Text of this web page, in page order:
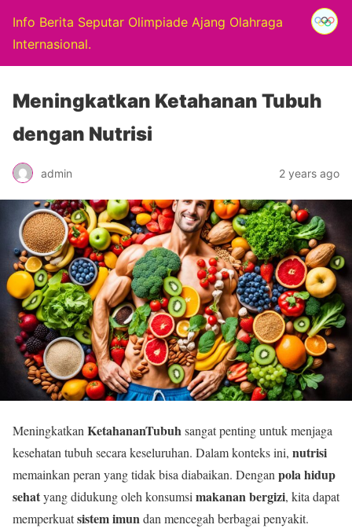
Info Berita Seputar Olimpiade Ajang Olahraga
Internasional.
Meningkatkan Ketahanan Tubuh
dengan Nutrisi
admin 2 years ago
Meningkatkan KetahananTubuhsangat penting untuk menjaga
kesehatan tubuh secara keseluruhan. Dalam konteks ini, nutrisi
memainkan peran yang tidak bisa diabaikan. Dengan pola hidup
sehatyang didukung oleh konsumsi makanan bergizi, kita dapat
memperkuatsistem imundan mencegah berbagai penyakit.